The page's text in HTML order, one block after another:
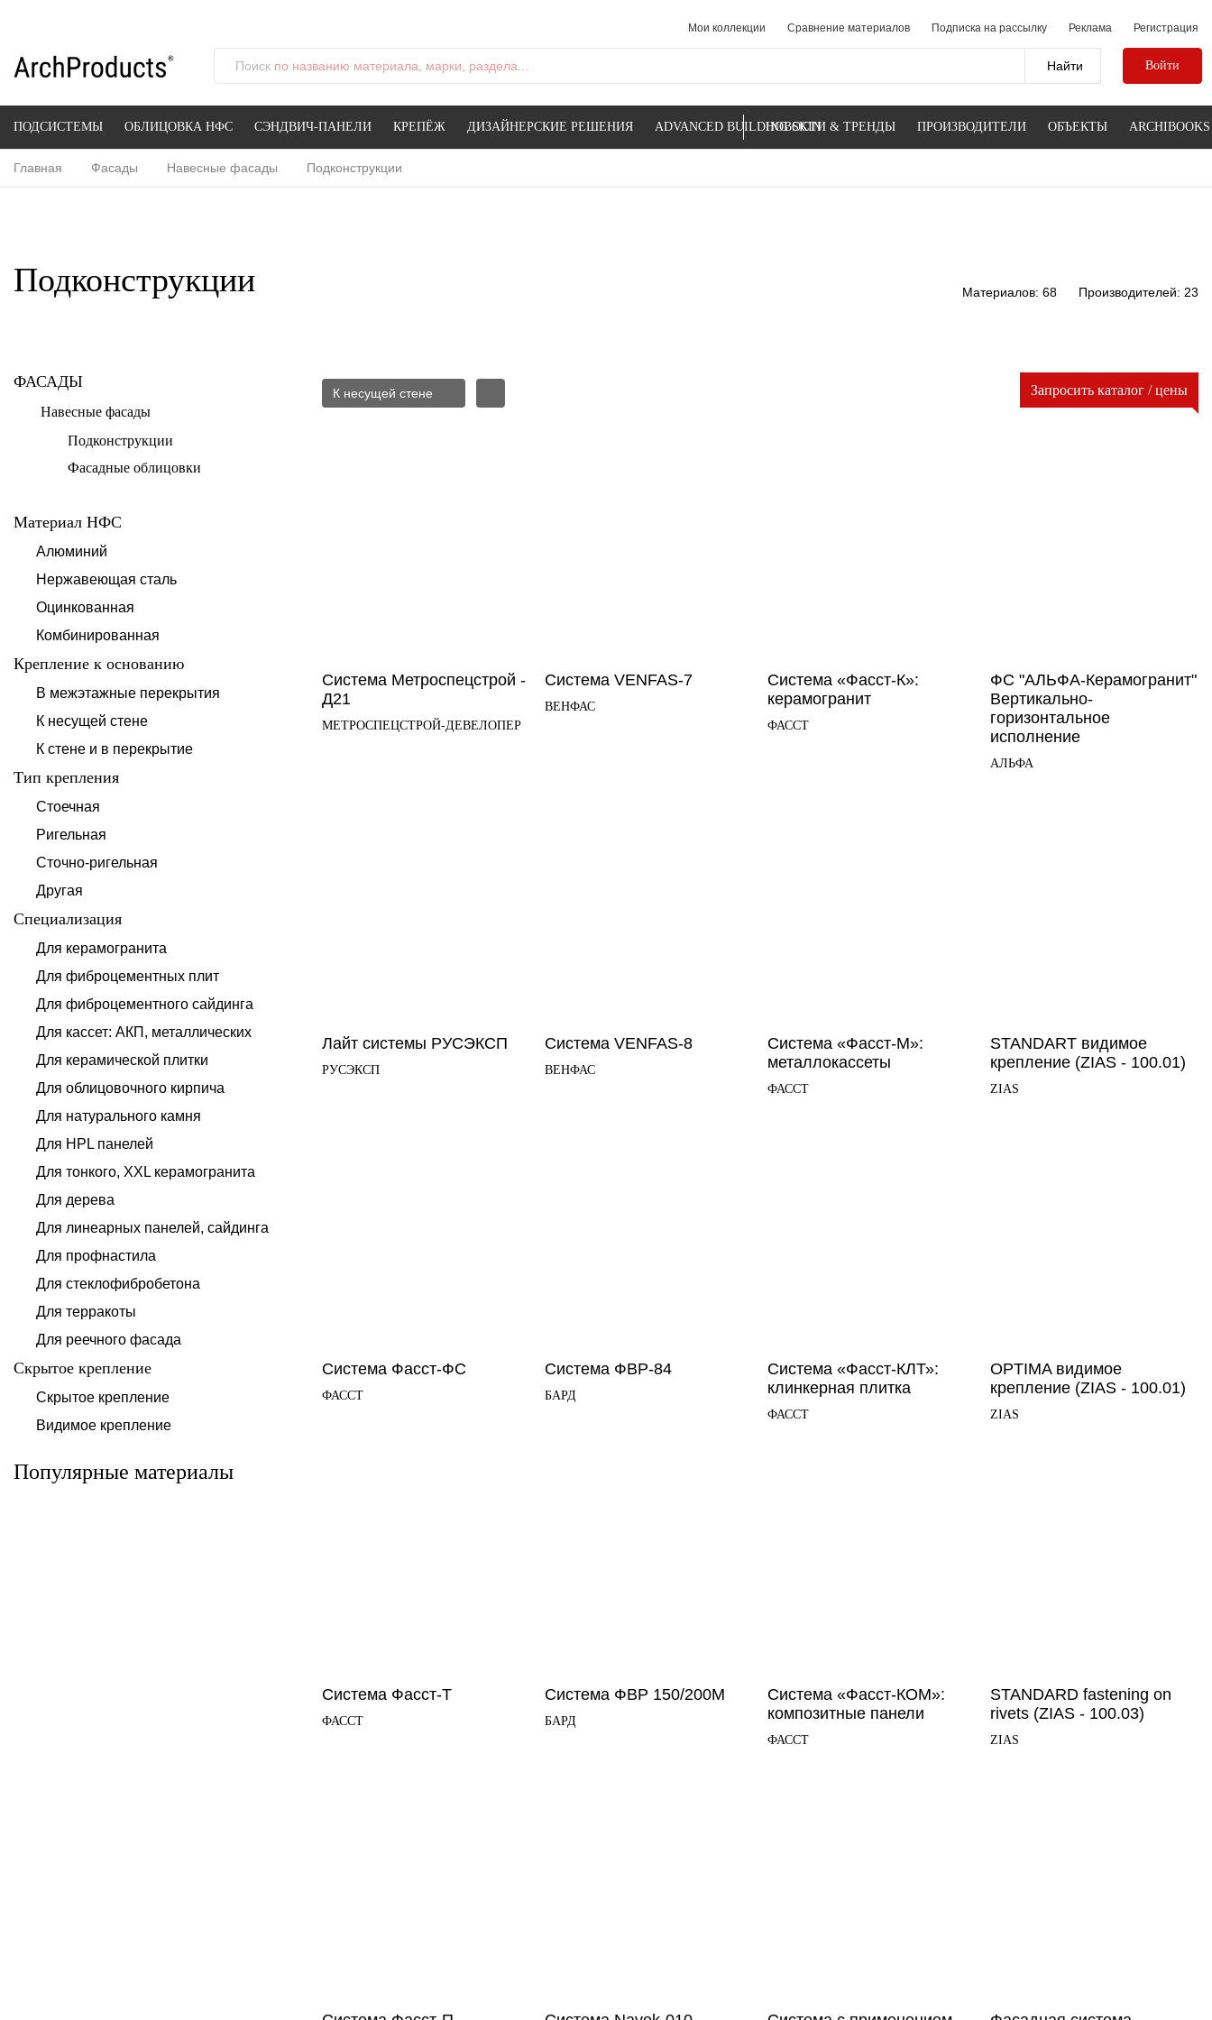
Мои коллекции Сравнение материалов Подписка на рассылку Реклама Регистрация
Поиск по названию материала, марки, раздела... Войти
ПОДСИСТЕМЫ ОБЛИЦОВКА НФС СЭНДВИЧ-ПАНЕЛИ КРЕПЁЖ ДИЗАЙНЕРСКИЕ РЕШЕНИЯ ADVANCED BUILDING SKINНОВОСТИ & ТРЕНДЫ ПРОИЗВОДИТЕЛИ ОБЪЕКТЫ ARCHIBOOKS
Главная Фасады Навесные фасады Подконструкции
Подконструкции Материалов: 68 Производителей: 23
ФАСАДЫ
Навесные фасады
Подконструкции
Фасадные облицовки
Материал НФС
Алюминий
Нержавеющая сталь
Оцинкованная
Комбинированная
Крепление к основанию
В межэтажные перекрытия
К несущей стене
К стене и в перекрытие
Тип крепления
Стоечная
Ригельная
Сточно-ригельная
Другая
Специализация
Для керамогранита
Для фиброцементных плит
Для фиброцементного сайдинга
Для кассет: АКП, металлических
Для керамической плитки
Для облицовочного кирпича
Для натурального камня
Для HPL панелей
Для тонкого, XXL керамогранита
Для дерева
Для линеарных панелей, сайдинга
Для профнастила
Для стеклофибробетона
Для терракоты
Для реечного фасада
Скрытое крепление
Скрытое крепление
Видимое крепление
Популярные материалы
Система для
облицовки
клинкерными
плитками «под
Альтернатива
Альтернатива
К несущей стене Запросить каталог / цены
Система Метроспецстрой -
Д21
МЕТРОСПЕЦСТРОЙ-ДЕВЕЛОПЕР
Система VENFAS-7
ВЕНФАС
Система «Фасст-К»:
керамогранит
ФАССТ
ФС "АЛЬФА-Керамогранит"
Вертикально-
горизонтальное
исполнение
АЛЬФА
Лайт системы РУСЭКСП
РУСЭКСП
Система VENFAS-8
ВЕНФАС
Система «Фасст-М»:
металлокассеты
ФАССТ
STANDART видимое
крепление (ZIAS - 100.01)
ZIAS
Система Фасст-ФС
ФАССТ
Система ФВР-84
БАРД
Система «Фасст-КЛТ»:
клинкерная плитка
ФАССТ
OPTIMA видимое
крепление (ZIAS - 100.01)
ZIAS
Система Фасст-Т
ФАССТ
Система ФВР 150/200М
БАРД
Система «Фасст-КОМ»:
композитные панели
ФАССТ
STANDARD fastening on
rivets (ZIAS - 100.03)
ZIAS